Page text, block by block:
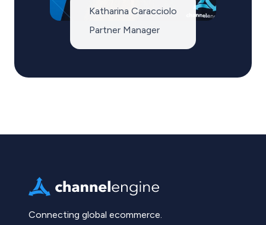
Katharina Caracciolo
Partner Manager
Connecting global ecommerce.